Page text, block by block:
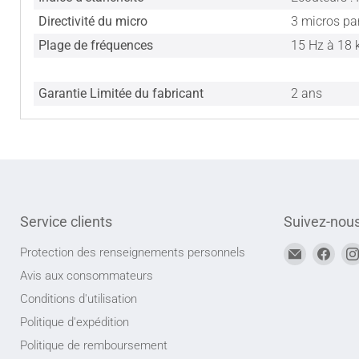
Directivité du micro
3 micros
Plage de fréquences
15 Hz à 18
Garantie Limitée du fabricant 2 ans
Service clients
Protection des renseignements personnels
Avis aux consommateurs
Conditions d'utilisation
Politique d'expédition
Politique de remboursement
Suivez-
Trouvez-